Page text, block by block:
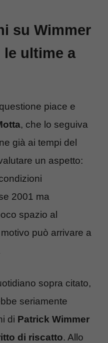
su Wimmer
ultime a
piace e
, che lo seguiva
già ai tempi del
un aspetto:
2001 ma
spazio al
può arrivare a
sopra citato,
seriamente
di Patrick Wimmer
di riscatto. Allo